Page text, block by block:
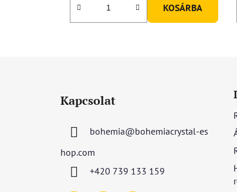
KOSÁRBA
Kapcsolat
bohemia@bohemiacrystal-es
hop.com
+420 739 133 159